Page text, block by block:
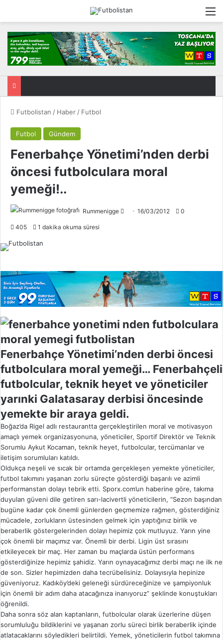
Futbolistan / Haber / Futbol
Futbol Gündem
Fenerbahçe Yönetimi’nden derbi
öncesi futbolculara moral
yemeği!..
Rummenigge
w
o
n
X
16/03/2012 0
405 1 dakika okuma süresi
Fenerbahçe Yönetimi’nden derbi öncesi
futbolculara moral yemeği… Fenerbahçeli
futbolcular, teknik heyet ve yöneticiler
yarınki Galatasaray derbisi öncesinde
yemekte bir araya geldi.
Boğaz’da Rigel adlı restaurantta gerçekleştirilen moral ve motivasyon
amaçlı yemek organizasyonuna, yöneticiler, Sportif Direktör ve Teknik
Sorumlu Aykut Kocaman, teknik heyet, futbolcular, tercümanlar ve
iletişim sorumluları katıldı.
Oldukça neşeli ve sıcak bir ortamda gerçekleşen yemekte yöneticiler,
futbol takımını yaşanan zorlu süreçte gösterdiği başarılı ve azimli
performanstan dolayı tebrik etti. Sporx.com’un haberine göre, takıma
duyulan güveni dile getiren sarı-lacivertli yöneticilerin, “Sezon başından
bugüne kadar çok önemli günlerden geçmemize rağmen, gösterdiğiniz
mücadele, zorlukların üstesinden gelmek için yaptığınız birlik ve
beraberlik göstergelerinden dolayı hepimiz çok mutluyuz. Yarın yine
çok önemli bir maçımız var. Önemli bir derbi. Ligin üst sırasını
etkileyecek bir maç. Her zaman bu maçlarda üstün performans
gösterdiğinize hepimiz şahidiz. Yarın oynayacağımız derbi maçı ne ilk ne
de son. Sizler hepimizden daha tecrübelisiniz. Dolayısıyla hepinize
güveniyoruz. Kadıköy’deki geleneği sürdüreceğinize ve şampiyonluk
için önemli bir adım daha atacağınıza inanıyoruz” şeklinde konuştukları
öğrenildi.
Daha sonra söz alan kaptanların, futbolcular olarak üzerlerine düşen
sorumluluğu bildiklerini ve yaşanan zorlu süreci birlik beraberlik içinde
atlatacaklarını söyledikleri belirtildi. Yemek, yöneticilerin futbol takımına